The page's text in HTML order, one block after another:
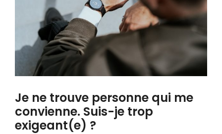
Je ne trouve personne qui me
convienne. Suis-je trop
exigeant(e) ?